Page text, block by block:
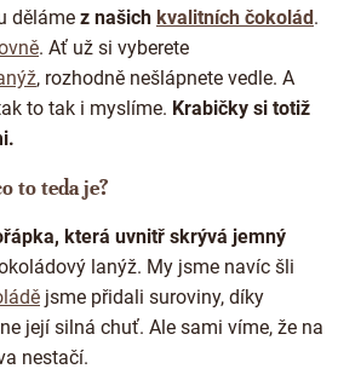
děláme z našich kvalitních čokolád.
. Ať už si vyberete
, rozhodně nešlápnete vedle. A
to tak i myslíme. Krabičky si totiž
to teda je?
která uvnitř skrývá jemný
lanýž. My jsme navíc šli
jsme přidali suroviny, díky
její silná chuť. Ale sami víme, že na
nestačí.